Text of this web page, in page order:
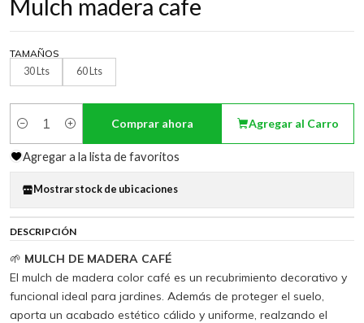
Mulch madera cafe
TAMAÑOS
30 Lts
60 Lts
Cantidad
Agregar al Carro
Comprar ahora
Agregar a la lista de favoritos
Mostrar stock de ubicaciones
DESCRIPCIÓN
🌱 MULCH DE MADERA CAFÉ
El mulch de madera color café es un recubrimiento decorativo y
funcional ideal para jardines. Además de proteger el suelo,
aporta un acabado estético cálido y uniforme, realzando el